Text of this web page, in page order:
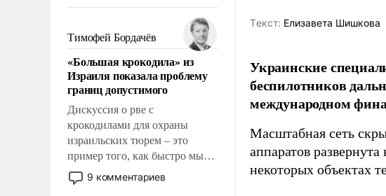
налогоплательщиков и где
Еревану за свои поступки не
нужно отвечать.
Тимофей Бордачёв
«Большая крокодила» из
Израиля показала проблему
границ допустимого
Дискуссия о рве с
крокодилами для охраны
израильских тюрем – это
пример того, как быстро мы
двигаемся по пути
революционных изменений.
9 комментариев
Tекст: Елизавета Шишкова
Украинские
беспилотников
международном
Масштабная сеть
аппаратов
некоторых объектах